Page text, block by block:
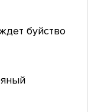
буйство